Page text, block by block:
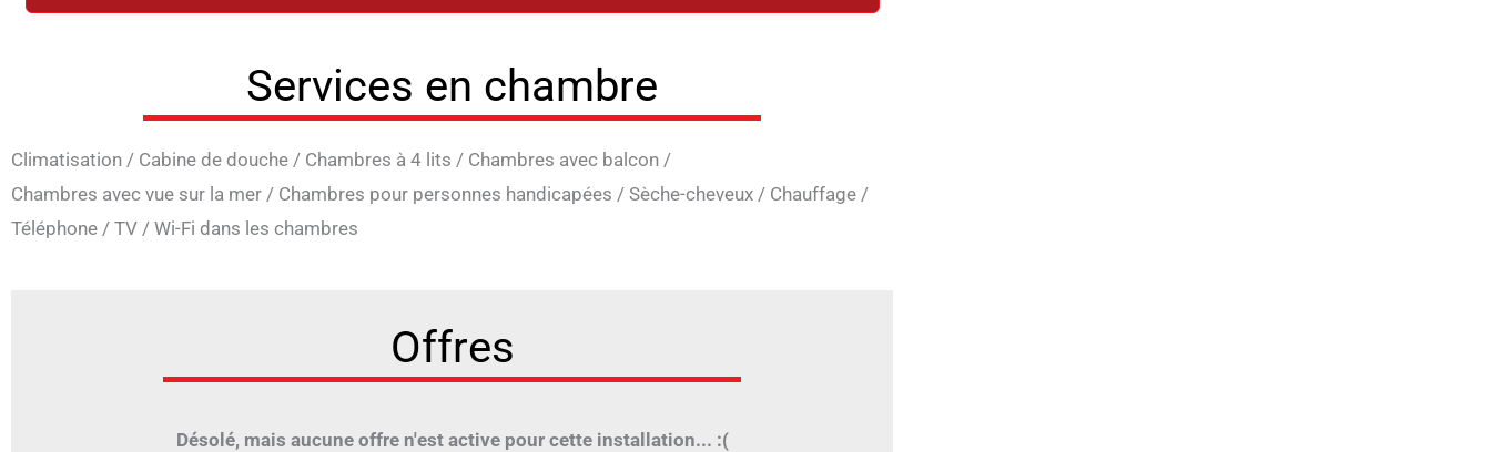
Services en chambre
Climatisation / Cabine de douche / Chambres à 4 lits / Chambres avec balcon /
Chambres avec vue sur la mer / Chambres pour personnes handicapées / Sèche-cheveux / Chauffage /
Téléphone / TV / Wi-Fi dans les chambres
Offres
Désolé, mais aucune offre n'est active pour cette installation... :(